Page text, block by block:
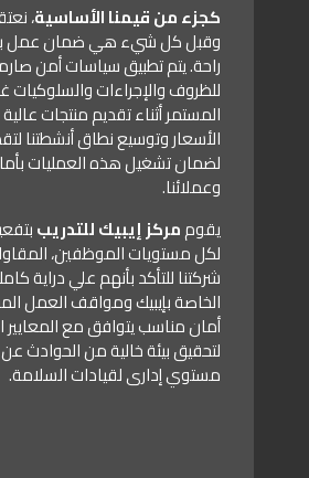
كجزء من قيمنا الأساسية،
وقبل كل شيء هي ضمان عمل
راحة. يتم تطبيق سياسات أمن
للظروف والإجراءات والسلوكيات
المستمر أثناء تقديم منتجات
الأسعار وتوسيع نطاق أنشطتنا
لضمان تشغيل هذه العمليات
وعملائنا.
يقوممركز إيبيك للتدريب
لكل مستويات الموظفين،
شركتنا للتأكد بأنهم علي دراية
الخاصة بإيبيك ومواقف العمل
أمان مناسب يتوافق مع
لتحقيق بيئة خالية من الحوادث
مستوي إدارى لقيادات السلامة.